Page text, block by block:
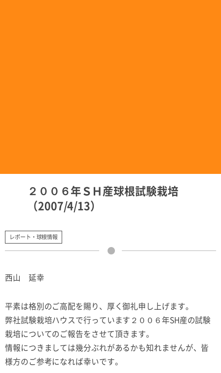
２００６年ＳＨ産球根試験栽培
（2007/4/13）
レポート・球根情報
西山 延幸
平素は格別のご高配を賜り、厚く御礼申し上げます。
弊社試験栽培ハウスで行っています２００６年SH産の試験
栽培についてのご報告をさせて頂きます。
情報につきましては幾分ぶれがあるかも知れませんが、皆
様方のご参考になれば幸いです。